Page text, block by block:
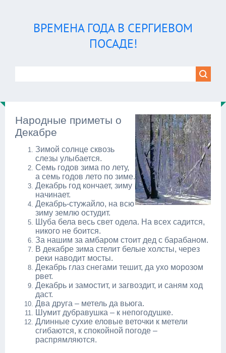
ВРЕМЕНА ГОДА В СЕРГИЕВОМ
ПОСАДЕ!
Народные приметы о
Декабре
Зимой солнце сквозь
слезы улыбается.
Семь годов зима по лету,
а семь годов лето по зиме.
Декабрь год кончает, зиму
начинает.
Декабрь-стужайло, на всю
зиму землю остудит.
Шуба бела весь свет одела. На всех садится,
никого не боится.
За нашим за амбаром стоит дед с барабаном.
В декабре зима стелит белые холсты, через
реки наводит мосты.
Декабрь глаз снегами тешит, да ухо морозом
рвет.
Декабрь и замостит, и загвоздит, и саням ход
даст.
Два друга – метель да вьюга.
Шумит дубравушка – к непогодушке.
Длинные сухие еловые веточки к метели
сгибаются, к спокойной погоде –
распрямляются.